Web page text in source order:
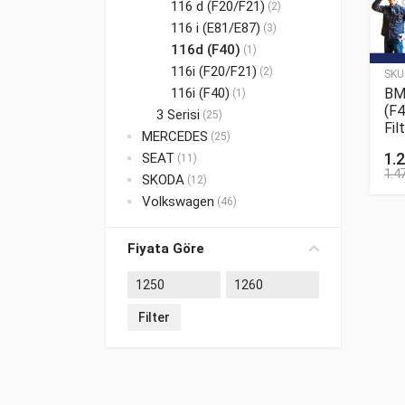
116 d (F20/F21) (2)
116 i (E81/E87) (3)
116d (F40) (1)
116i (F20/F21) (2)
116i (F40) (1)
3 Serisi (25)
MERCEDES (25)
SEAT (11)
SKODA (12)
Volkswagen (46)
Fiyata Göre
Filter